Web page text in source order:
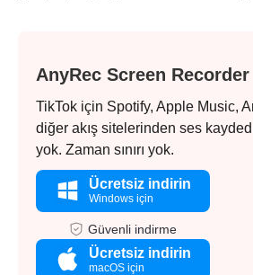
AnyRec Screen Recorder
TikTok için Spotify, Apple Music,
diğer akış sitelerinden ses
yok. Zaman sınırı yok.
Ücretsiz indirin
Windows için
Güvenli indirme
Ücretsiz indirin
macOS için